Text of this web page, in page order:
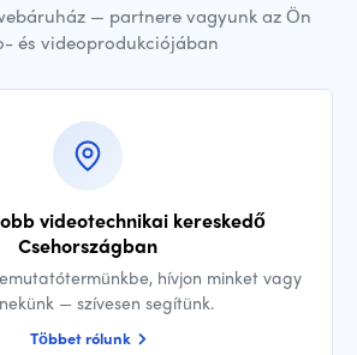
— partnere vagyunk az Ön
és videoprodukciójában
videotechnikai kereskedő
Csehországban
hívjon minket vagy
— szívesen segítünk.
Többet rólunk